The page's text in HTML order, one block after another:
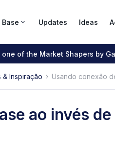
Updates Ideas
of the Market Shapers by
& Inspiração Usando conexão
ao invés de